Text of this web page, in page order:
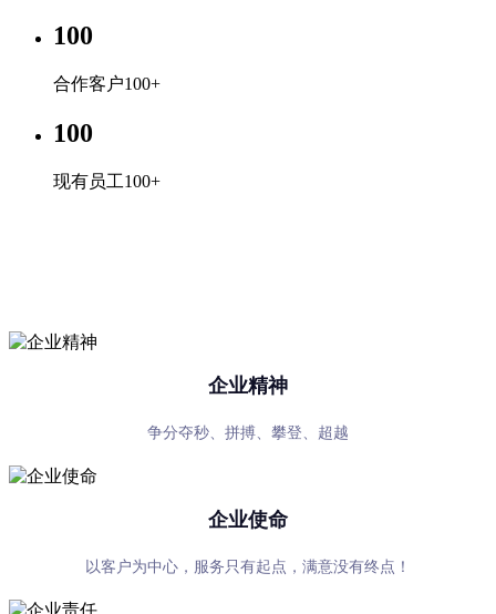
100
合作客户100+
100
现有员工100+
企业精神
争分夺秒、拼搏、攀登、超越
企业使命
以客户为中心，服务只有起点，满意没有终点！